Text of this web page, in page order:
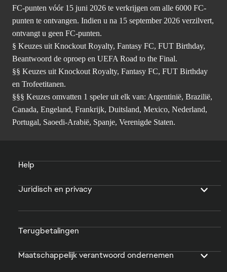
FC-punten vóór 15 juni 2026 te verkrijgen om alle 6000 FC-
punten te ontvangen. Indien u na 15 september 2026 verzilvert,
ontvangt u geen FC-punten.
§ Keuzes uit Knockout Royalty, Fantasy FC, FUT Birthday,
Beantwoord de oproep en UEFA Road to the Final.
§§ Keuzes uit Knockout Royalty, Fantasy FC, FUT Birthday
en Trofeetitanen.
§§§ Keuzes omvatten 1 speler uit elk van: Argentinië, Brazilië,
Canada, Engeland, Frankrijk, Duitsland, Mexico, Nederland,
Portugal, Saoedi-Arabië, Spanje, Verenigde Staten.
Help
Juridisch en privacy
Terugbetalingen
Maatschappelijk verantwoord ondernemen